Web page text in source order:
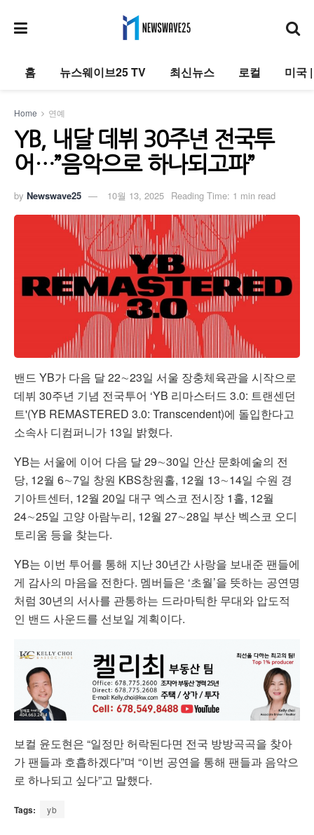
홈 뉴스웨이브25 TV 최신뉴스 로컬 미국
Home 연예
YB, 내달 데뷔 30주년 전국투
어…”음악으로 하나되고파”
by Newswave25 10월 13, 2025 Reading Time: 1 min read
밴드 YB가 다음 달 22∼23일 서울 장충체육관을 시작으로
데뷔 30주년 기념 전국투어 ‘YB 리마스터드 3.0: 트랜센던
트'(YB REMASTERED 3.0: Transcendent)에 돌입한다고
소속사 디컴퍼니가 13일 밝혔다.
YB는 서울에 이어 다음 달 29∼30일 안산 문화예술의 전
당, 12월 6∼7일 창원 KBS창원홀, 12월 13∼14일 수원 경
기아트센터, 12월 20일 대구 엑스코 전시장 1홀, 12월
24∼25일 고양 아람누리, 12월 27∼28일 부산 벡스코 오디
토리움 등을 찾는다.
YB는 이번 투어를 통해 지난 30년간 사랑을 보내준 팬들에
게 감사의 마음을 전한다. 멤버들은 ‘초월’을 뜻하는 공연명
처럼 30년의 서사를 관통하는 드라마틱한 무대와 압도적
인 밴드 사운드를 선보일 계획이다.
보컬 윤도현은 “일정만 허락된다면 전국 방방곡곡을 찾아
가 팬들과 호흡하겠다”며 “이번 공연을 통해 팬들과 음악으
로 하나되고 싶다”고 말했다.
Tags: yb